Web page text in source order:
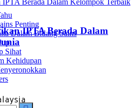
Penting
Dalam Bidang Sains
Sihat
Kehidupan
IPTA Berada Dalam